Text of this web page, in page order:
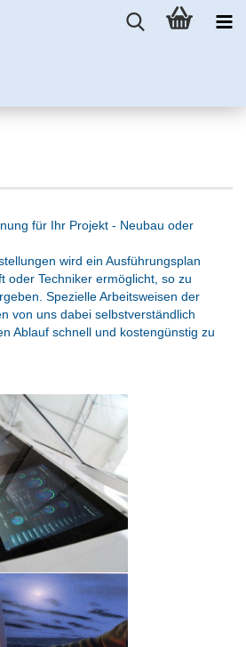
für Ihr Projekt - Neubau oder
wird ein Ausführungsplan
oder Techniker ermöglicht, so zu
Spezielle Arbeitsweisen der
von uns dabei selbstverständlich
Ablauf schnell und kostengünstig zu